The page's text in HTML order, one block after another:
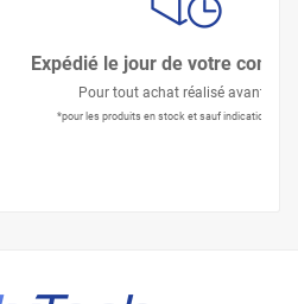
Expédié le jour de votre
Pour tout achat réalisé avant 15h
*pour les produits en stock et sauf indication